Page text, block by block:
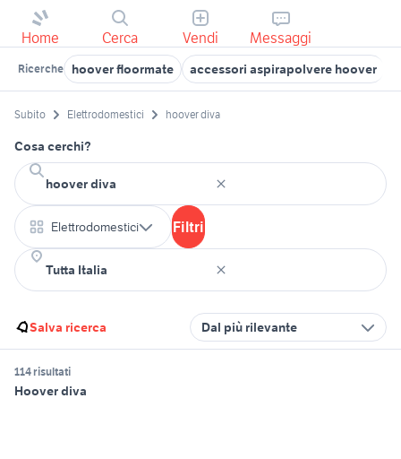
Home Cerca Vendi Messaggi
Ricerche hoover floormate accessori aspirapolvere hoover
Subito Elettrodomestici hoover diva
Cosa cerchi?
Elettrodomestici Filtri
Salva ricerca Dal più rilevante
114 risultati
Hoover diva